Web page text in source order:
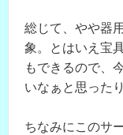
総じて、やや器
象。とはいえ宝
もできるので、
いなぁと思ったり
ちなみにこのサ